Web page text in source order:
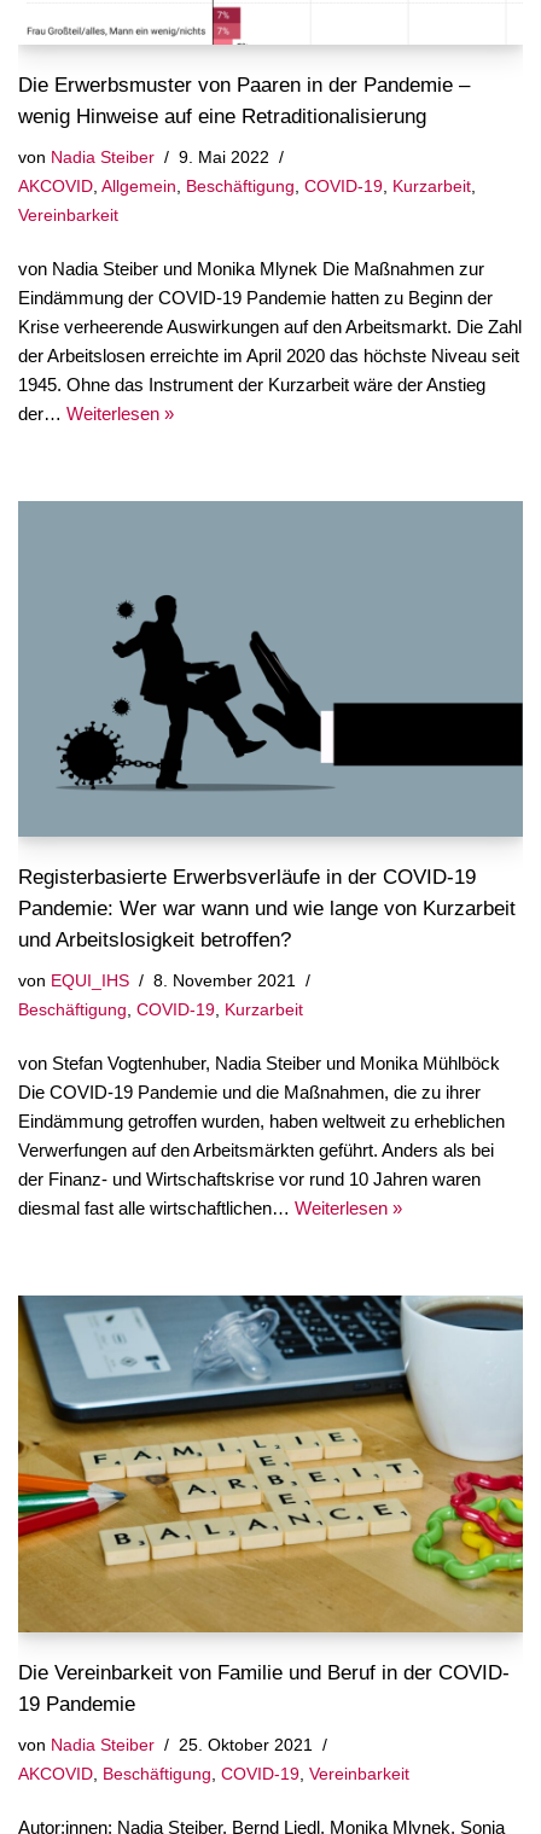
Die Erwerbsmuster von Paaren in der Pandemie –
wenig Hinweise auf eine Retraditionalisierung
von Nadia Steiber
9. Mai 2022
AKCOVID Allgemein Beschäftigung COVID-19 Kurzarbeit
Vereinbarkeit
von Nadia Steiber und Monika Mlynek Die Maßnahmen zur
Eindämmung der COVID-19 Pandemie hatten zu Beginn der
Krise verheerende Auswirkungen auf den Arbeitsmarkt. Die Zahl
der Arbeitslosen erreichte im April 2020 das höchste Niveau seit
1945. Ohne das Instrument der Kurzarbeit wäre der Anstieg
der… Weiterlesen »
Registerbasierte Erwerbsverläufe in der COVID-19
Pandemie: Wer war wann und wie lange von Kurzarbeit
und Arbeitslosigkeit betroffen?
von EQUI_IHS
8. November 2021
Beschäftigung, COVID-19, Kurzarbeit
von Stefan Vogtenhuber, Nadia Steiber und Monika Mühlböck
Die COVID-19 Pandemie und die Maßnahmen, die zu ihrer
Eindämmung getroffen wurden, haben weltweit zu erheblichen
Verwerfungen auf den Arbeitsmärkten geführt. Anders als bei
der Finanz- und Wirtschaftskrise vor rund 10 Jahren waren
diesmal fast alle wirtschaftlichen… Weiterlesen »
Die Vereinbarkeit von Familie und Beruf in der COVID-
19 Pandemie
von Nadia Steiber
25. Oktober 2021
AKCOVID
Beschäftigung COVID-19 Vereinbarkeit
Autor:innen: Nadia Steiber, Bernd Liedl, Monika Mlynek, Sonja